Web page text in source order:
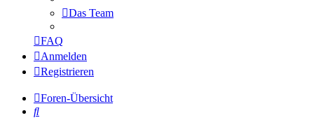
Das Team
FAQ
Anmelden
Registrieren
Foren-Übersicht
Suche